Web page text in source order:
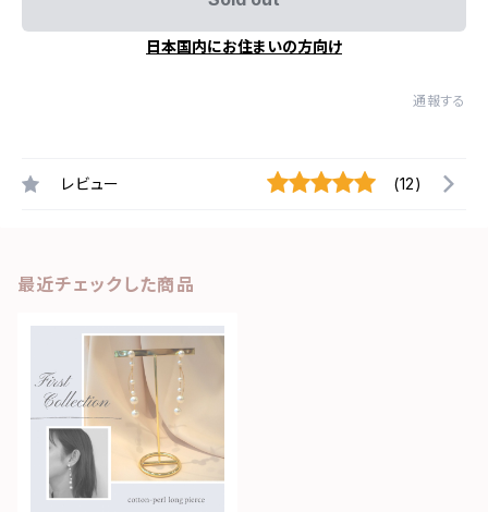
日本国内にお住まいの方向け
通報する
レビュー (12)
最近チェックした商品